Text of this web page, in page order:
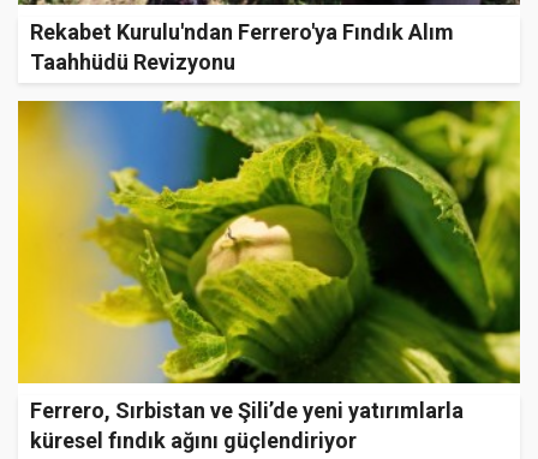
Rekabet Kurulu'ndan Ferrero'ya Fındık Alım
Taahhüdü Revizyonu
Ferrero, Sırbistan ve Şili’de yeni yatırımlarla
küresel fındık ağını güçlendiriyor